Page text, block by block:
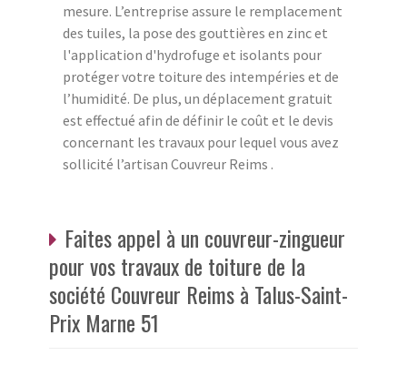
mesure. L’entreprise assure le remplacement
des tuiles, la pose des gouttières en zinc et
l'application d'hydrofuge et isolants pour
protéger votre toiture des intempéries et de
l’humidité. De plus, un déplacement gratuit
est effectué afin de définir le coût et le devis
concernant les travaux pour lequel vous avez
sollicité l’artisan Couvreur Reims .
Faites appel à un couvreur-zingueur
pour vos travaux de toiture de la
société Couvreur Reims à Talus-Saint-
Prix Marne 51